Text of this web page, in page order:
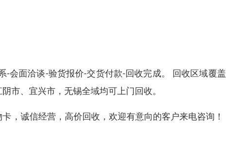
会面洽谈-验货报价-交货付款-回收完成。 回收区域覆
市、宜兴市，无锡全域均可上门回收。
，诚信经营，高价回收，欢迎有意向的客户来电咨询！